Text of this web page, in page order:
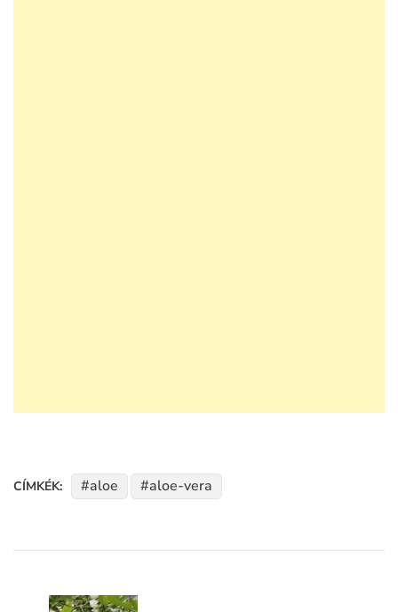
CÍMKÉK: aloe aloe-vera
navigációja